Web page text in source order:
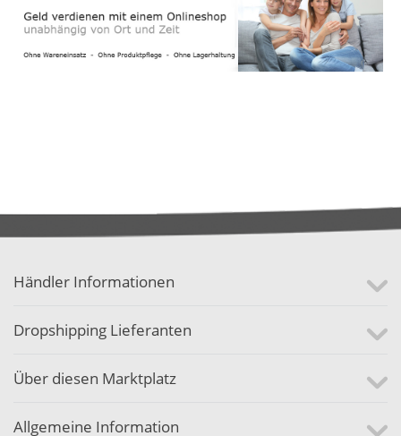
Händler Informationen
Dropshipping Lieferanten
Über diesen Marktplatz
Allgemeine Information